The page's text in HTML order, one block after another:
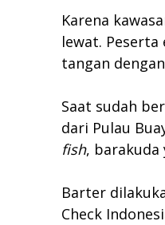
Karena
lewat.
tangan
Saat sudah
dari Pulau
fish, barakuda
Barter
Check